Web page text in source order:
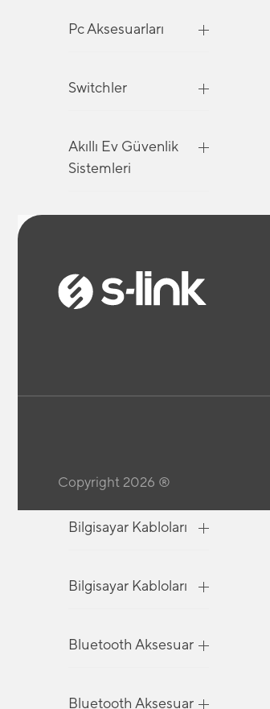
Pc Aksesuarları
Switchler
Akıllı Ev Güvenlik
Sistemleri
Akıllı Ev Güvenlik
Bilgisayar Kabloları
Bilgisayar Kabloları
Bluetooth Aksesuar
Bluetooth Aksesuar
Copyright 2026 ®